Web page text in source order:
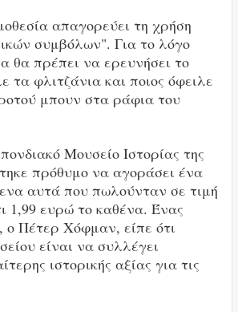
απαγορεύει τη χρήση
συμβόλων". Για το λόγο
θα πρέπει να ερευνήσει το
τα φλιτζάνια και ποιος όφειλε
μπουν στα ράφια του
Μουσείο Ιστορίας της
πρόθυμο να αγοράσει ένα
αυτά που πωλούνταν σε τιμή
1,99 ευρώ το καθένα. Ένας
ο Πέτερ Χόφμαν, είπε ότι
είναι να συλλέγει
ιστορικής αξίας για τις